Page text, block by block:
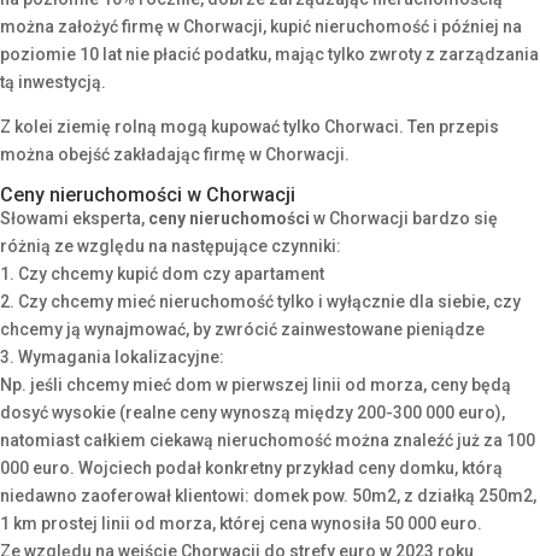
można założyć firmę w Chorwacji, kupić nieruchomość i później na
poziomie 10 lat nie płacić podatku, mając tylko zwroty z zarządzania
tą inwestycją.
Z kolei ziemię rolną mogą kupować tylko Chorwaci. Ten przepis
można obejść zakładając firmę w Chorwacji.
Ceny nieruchomości w Chorwacji
Słowami eksperta, ceny nieruchomości w Chorwacji bardzo się
różnią ze względu na następujące czynniki:
1. Czy chcemy kupić dom czy apartament
2. Czy chcemy mieć nieruchomość tylko i wyłącznie dla siebie, czy
chcemy ją wynajmować, by zwrócić zainwestowane pieniądze
3. Wymagania lokalizacyjne:
Np. jeśli chcemy mieć dom w pierwszej linii od morza, ceny będą
dosyć wysokie (realne ceny wynoszą między 200-300 000 euro),
natomiast całkiem ciekawą nieruchomość można znaleźć już za 100
000 euro. Wojciech podał konkretny przykład ceny domku, którą
niedawno zaoferował klientowi: domek pow. 50m2, z działką 250m2,
1 km prostej linii od morza, której cena wynosiła 50 000 euro.
Ze względu na wejście Chorwacji do strefy euro w 2023 roku